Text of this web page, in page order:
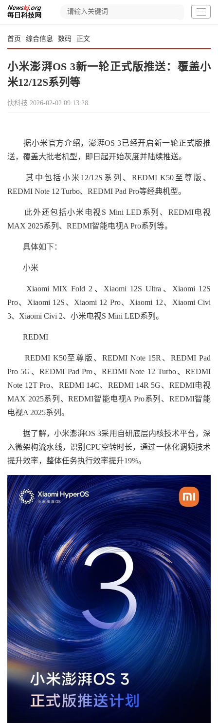
首页 综合信息 数码 正文
小米澎湃OS 3新一轮正式版推送：覆盖小
米12/12S系列等
快科技 2026-02-02 09:13:28
据小米官方介绍，澎湃OS 3已经开启新一轮正式版推
送，覆盖大批老机型，即日起开始灰度并陆续推送。
其中包括小米12/12S系列、REDMI K50至尊版、
REDMI Note 12 Turbo、REDMI Pad Pro等经典机型。
此外还包括小米电视S Mini LED系列、REDMI电视
MAX 2025系列、REDMI智能电视A Pro系列等。
具体如下：
小米
Xiaomi MIX Fold 2、Xiaomi 12S Ultra、Xiaomi 12S
Pro、Xiaomi 12S、Xiaomi 12 Pro、Xiaomi 12、Xiaomi Civi
3、Xiaomi Civi 2、小米电视S Mini LED系列。
REDMI
REDMI K50至尊版、REDMI Note 15R、REDMI Pad
Pro 5G、REDMI Pad Pro、REDMI Note 12 Turbo、REDMI
Note 12T Pro、REDMI 14C、REDMI 14R 5G、REDMI电视
MAX 2025系列、REDMI智能电视A Pro系列、REDMI智能
电视A 2025系列。
据了解，小米澎湃OS 3采用自研底层内核技术平台，深
入微架构流水线，识别CPU空转时长，通过一体化调频技术
提升效率，整体任务执行效率提升19%。